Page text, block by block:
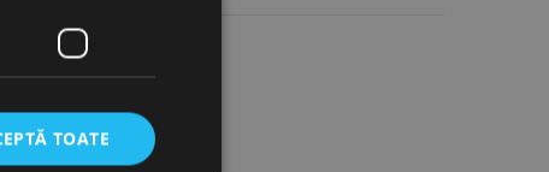
TOATE